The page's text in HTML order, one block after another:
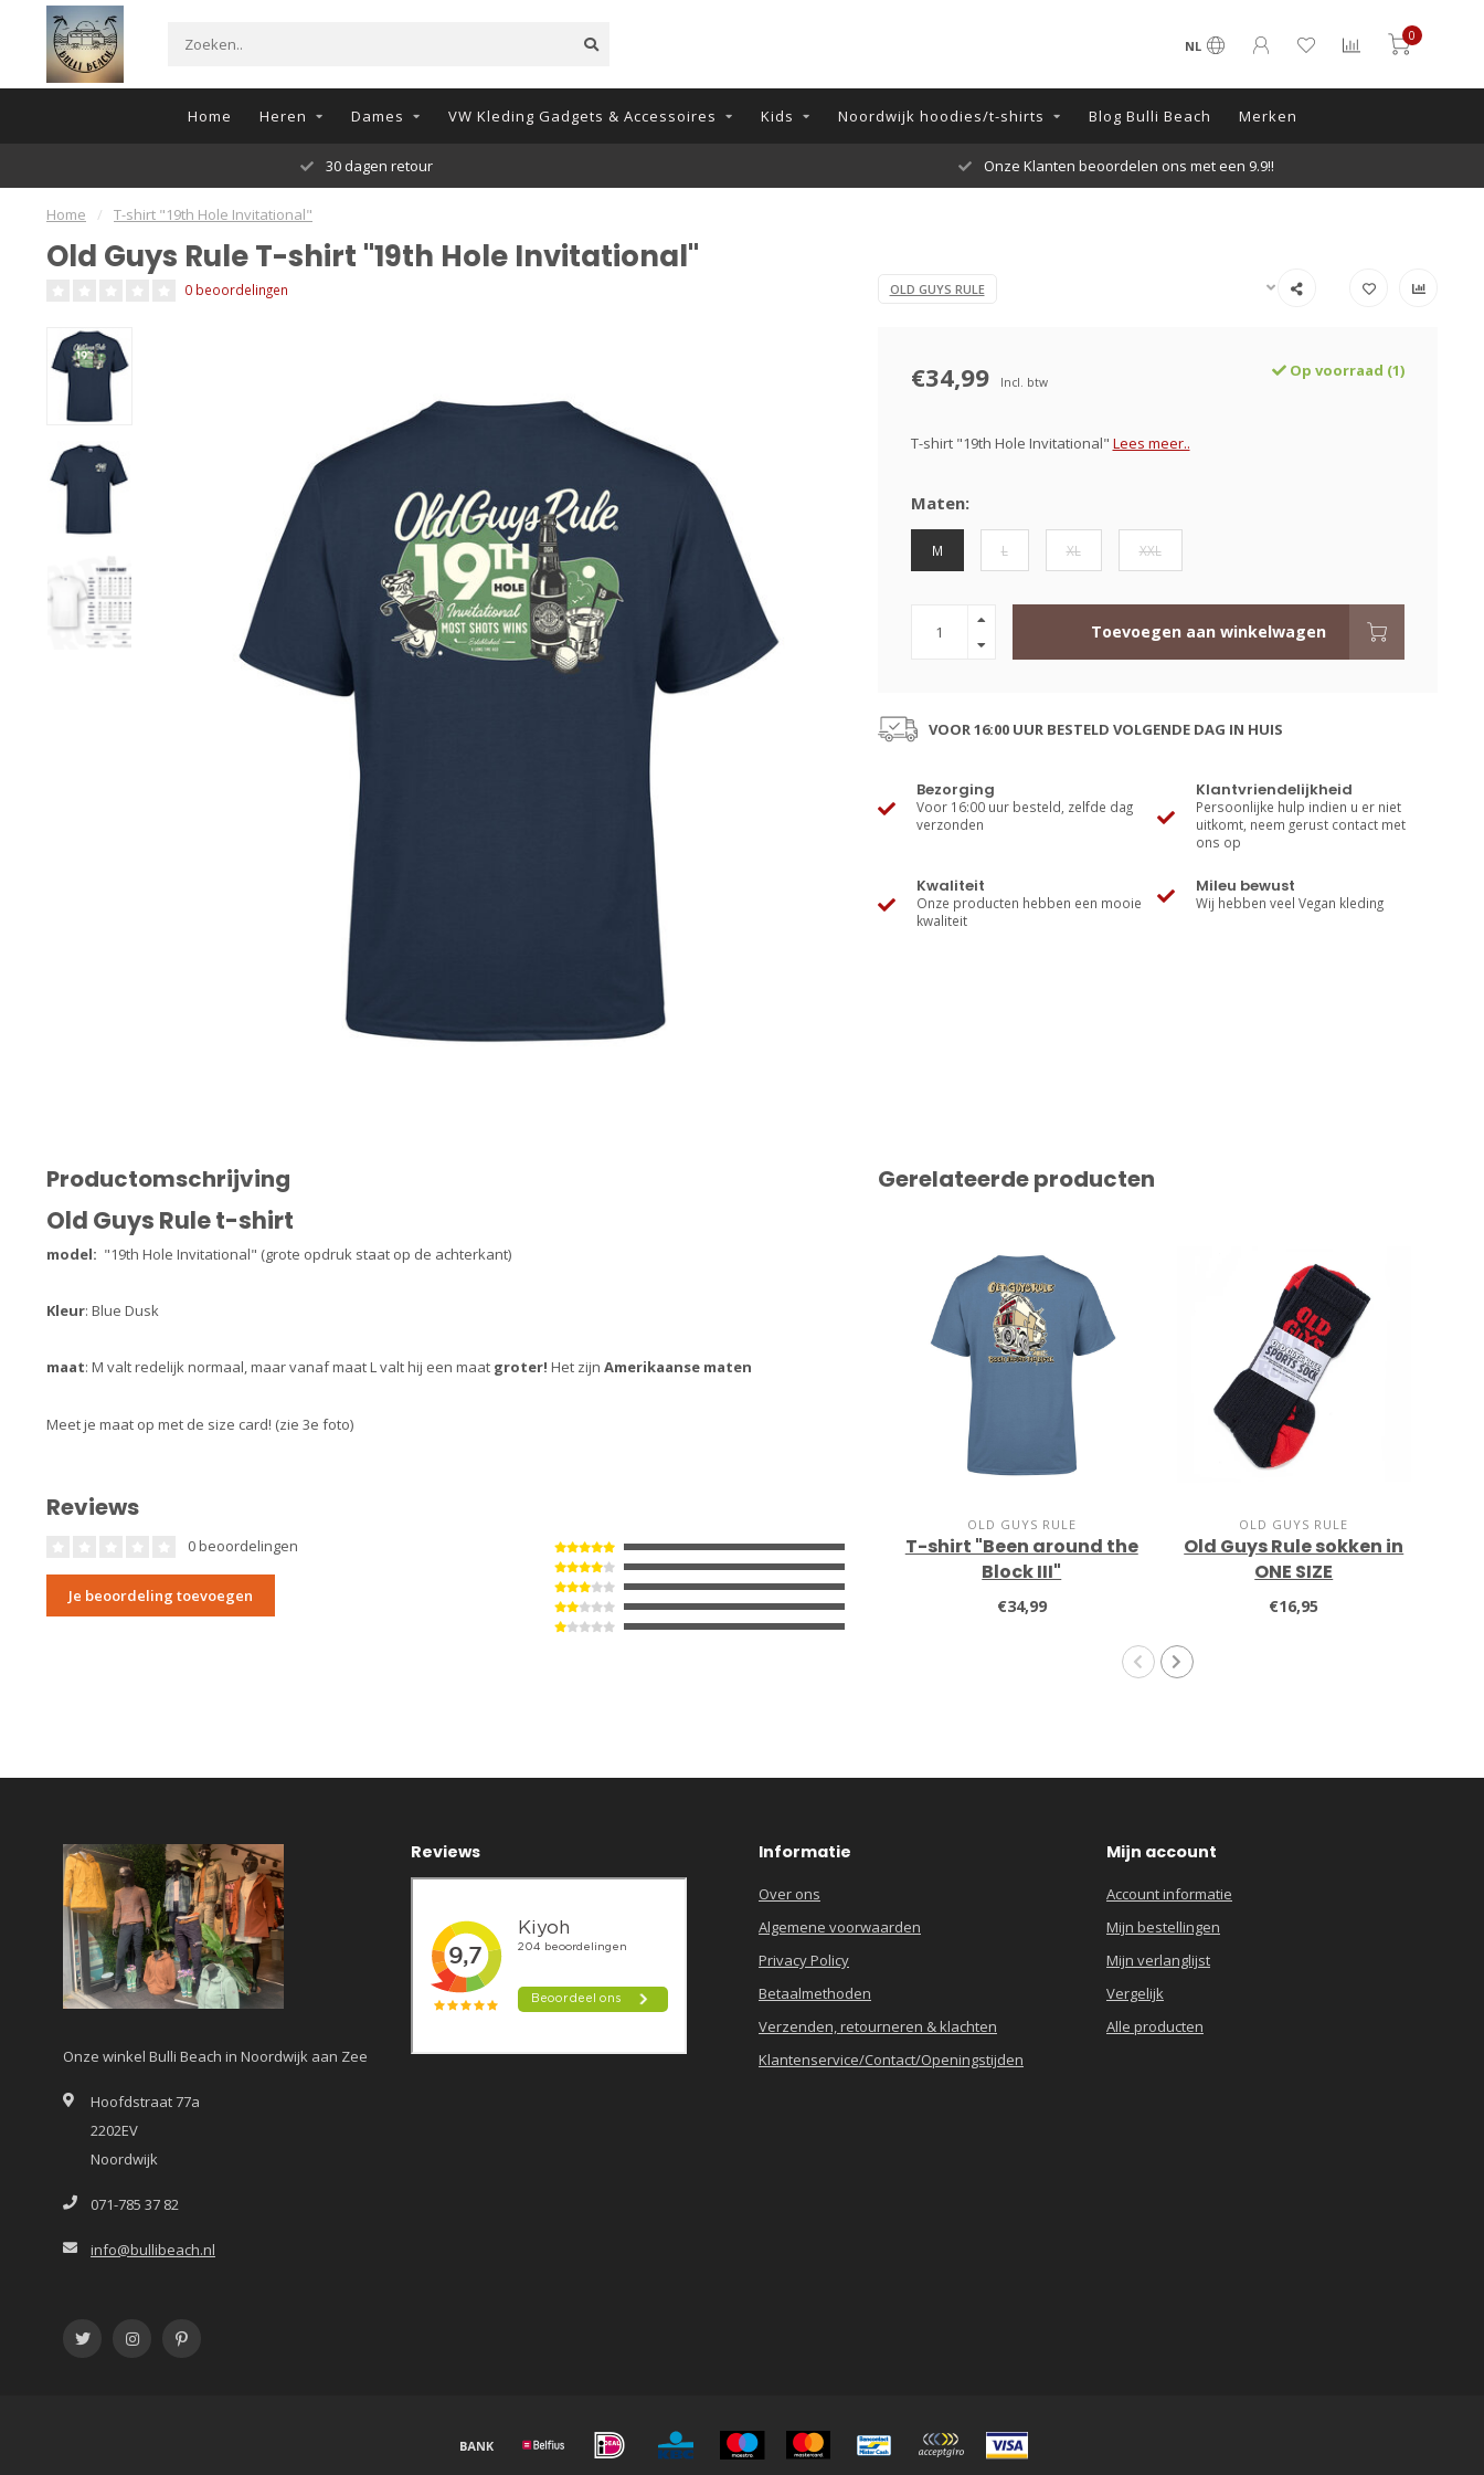
NL
0
Home Heren Dames VW Kleding Gadgets & Accessoires Kids Noordwijk hoodies/t-shirts Blog Bulli Beach Merken
30 dagen retour Onze Klanten beoordelen ons met een 9.9!!
Home / T-shirt "19th Hole Invitational"
Old Guys Rule T-shirt "19th Hole Invitational"
0 beoordelingen OLD GUYS RULE
€34,99 Incl. btw
Op voorraad (1)
T-shirt "19th Hole Invitational" Lees meer..
Maten:
M L XL XXL
Toevoegen aan winkelwagen
VOOR 16:00 UUR BESTELD VOLGENDE DAG IN HUIS
Bezorging
Voor 16:00 uur besteld, zelfde dag
verzonden
Klantvriendelijkheid
Persoonlijke hulp indien u er niet
uitkomt, neem gerust contact met
ons op
Kwaliteit
Onze producten hebben een mooie
kwaliteit
Mileu bewust
Wij hebben veel Vegan kleding
Productomschrijving
Old Guys Rule t-shirt
model: "19th Hole Invitational" (grote opdruk staat op de achterkant)
Kleur: Blue Dusk
maat: M valt redelijk normaal, maar vanaf maat L valt hij een maat groter! Het zijn Amerikaanse maten
Meet je maat op met de size card! (zie 3e foto)
Reviews
0 beoordelingen
Je beoordeling toevoegen
Gerelateerde producten
OLD GUYS RULE
T-shirt "Been around the
Block III"
€34,99
OLD GUYS RULE
Old Guys Rule sokken in
ONE SIZE
€16,95
Onze winkel Bulli Beach in Noordwijk aan Zee
Hoofdstraat 77a
2202EV
Noordwijk
071-785 37 82
info@bullibeach.nl
Reviews Informatie
Over ons
Algemene voorwaarden
Privacy Policy
Betaalmethoden
Verzenden, retourneren & klachten
Klantenservice/Contact/Openingstijden
Mijn account
Account informatie
Mijn bestellingen
Mijn verlanglijst
Vergelijk
Alle producten